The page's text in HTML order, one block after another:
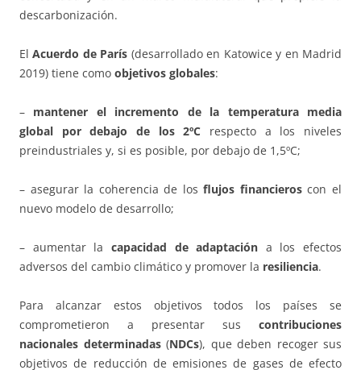
descarbonización.
ElAcuerdo de París (desarrollado en Katowice y en Madrid
2019) tiene como objetivos globales:
– mantener el incremento de la temperatura media
global por debajo de los 2ºC respecto a los niveles
preindustriales y, si es posible, por debajo de 1,5ºC;
– asegurar la coherencia de losflujos financieroscon el
nuevo modelo de desarrollo;
– aumentar la capacidad de adaptación a los efectos
adversos del cambio climático y promover la resiliencia.
Para alcanzar estos objetivos todos los países se
comprometieron a presentar sus contribuciones
nacionales determinadas(NDCs), que deben recoger sus
objetivos de reducción de emisiones de gases de efecto